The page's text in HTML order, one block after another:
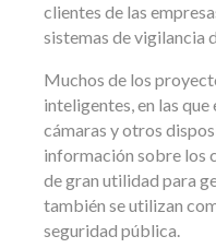
clientes de las
sistemas de vigilancia
Muchos de los
inteligentes, en las
cámaras y otros
información sobre los
de gran utilidad para
también se utilizan
seguridad pública.